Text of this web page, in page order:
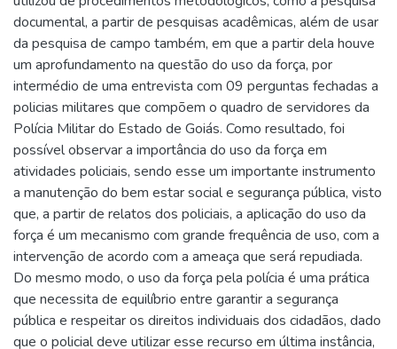
documental, a partir de pesquisas acadêmicas, além de usar
da pesquisa de campo também, em que a partir dela houve
um aprofundamento na questão do uso da força, por
intermédio de uma entrevista com 09 perguntas fechadas a
policias militares que compõem o quadro de servidores da
Polícia Militar do Estado de Goiás. Como resultado, foi
possível observar a importância do uso da força em
atividades policiais, sendo esse um importante instrumento
a manutenção do bem estar social e segurança pública, visto
que, a partir de relatos dos policiais, a aplicação do uso da
força é um mecanismo com grande frequência de uso, com a
intervenção de acordo com a ameaça que será repudiada.
Do mesmo modo, o uso da força pela polícia é uma prática
que necessita de equilíbrio entre garantir a segurança
pública e respeitar os direitos individuais dos cidadãos, dado
que o policial deve utilizar esse recurso em última instância,